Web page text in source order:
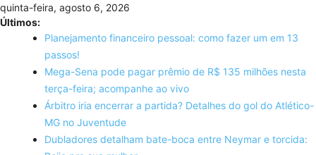
Skip
to
content
quinta-feira, agosto 6, 2026
Últimos:
Planejamento financeiro pessoal: como fazer um em 13
passos!
Mega-Sena pode pagar prêmio de R$ 135 milhões nesta
terça-feira; acompanhe ao vivo
Árbitro iria encerrar a partida? Detalhes do gol do Atlético-
MG no Juventude
Dubladores detalham bate-boca entre Neymar e torcida: